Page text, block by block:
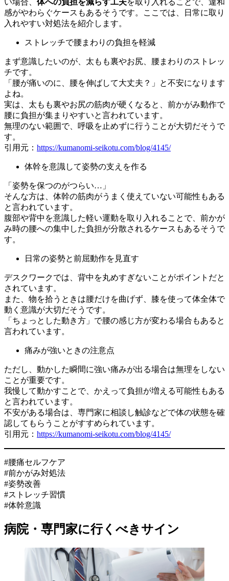
感がやわらぐケースもあるそうです。ここでは、日常に取り
入れやすい対処法を紹介します。
ストレッチで腰まわりの負担を軽減
まず意識したいのが、太もも裏やお尻、腰まわりのストレッ
チです。
「腰が痛いのに、腰を伸ばして大丈夫？」と不安になります
よね。
実は、太もも裏やお尻の筋肉が硬くなると、前かがみ動作で
腰に負担が集まりやすいと言われています。
無理のない範囲で、呼吸を止めずに行うことが大切だそうで
す。
引用元： https://kumanomi-seikotu.com/blog/4145/
体幹を意識して姿勢の支えを作る
「姿勢を保つのがつらい…」
そんな方は、体幹の筋肉がうまく使えていない可能性もある
と言われています。
腹部や背中を意識した軽い運動を取り入れることで、前かが
み時の腰への集中した負担が分散されるケースもあるそうで
す。
日常の姿勢と前屈動作を見直す
デスクワークでは、背中を丸めすぎないことがポイントだと
されています。
また、物を拾うときは腰だけを曲げず、膝を使って体全体で
動く意識が大切だそうです。
「ちょっとした動き方」で腰の感じ方が変わる場合もあると
言われています。
痛みが強いときの注意点
ただし、動かした瞬間に強い痛みが出る場合は無理をしない
ことが重要です。
我慢して動かすことで、かえって負担が増える可能性もある
と言われています。
不安がある場合は、専門家に相談し触診などで体の状態を確
認してもらうことがすすめられています。
引用元： https://kumanomi-seikotu.com/blog/4145/
#腰痛セルフケア
#前かがみ対処法
#姿勢改善
#ストレッチ習慣
#体幹意識
病院・専門家に行くべきサイン